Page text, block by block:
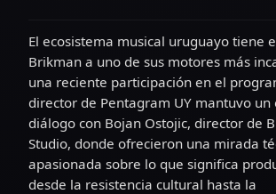
El ecosistema musical uruguayo tiene
Brikman a uno de sus motores más
una reciente participación en el
director de Pentagram UY mantuvo un
diálogo con Bojan Ostojic, director de
Studio, donde ofrecieron una mirada
apasionada sobre lo que significa
desde la resistencia cultural hasta la